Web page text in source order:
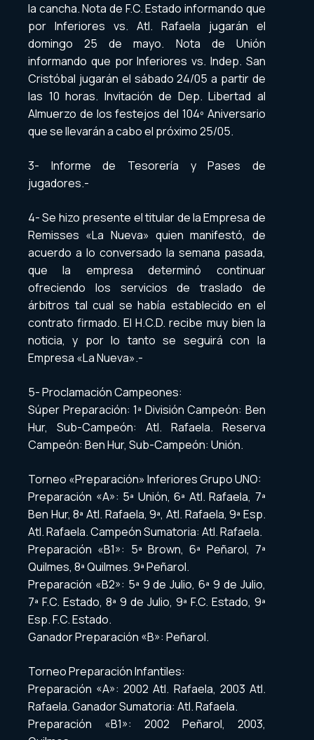
la cancha. Nota de F.C. Estado informando que
por Inferiores vs. Atl. Rafaela jugarán el
domingo 25 de mayo. Nota de Unión
informando que por Inferiores vs. Indep. San
Cristóbal jugarán el sábado 24/05 a partir de
las 10 horas. Invitación de Dep. Libertad al
Almuerzo de los festejos del 104º Aniversario
que se llevarán a cabo el próximo 25/05.
3- Informe de Tesorería y Pases de
jugadores.-
4- Se hizo presente el titular de la Empresa de
Remisses «La Nueva» quien manifestó, de
acuerdo a lo conversado la semana pasada,
que la empresa determinó continuar
ofreciendo los servicios de traslado de
árbitros tal cual se había establecido en el
contrato firmado. El H.C.D. recibe muy bien la
noticia, y por lo tanto se seguirá con la
Empresa «La Nueva».-
5- Proclamación Campeones:
Súper Preparación: 1ª División Campeón: Ben
Hur, Sub-Campeón: Atl. Rafaela. Reserva
Campeón: Ben Hur, Sub-Campeón: Unión.
Torneo «Preparación» Inferiores Grupo UNO:
Preparación «A»: 5ª Unión, 6ª Atl. Rafaela, 7ª
Ben Hur, 8ª Atl. Rafaela, 9ª, Atl. Rafaela, 9ª Esp.
Atl. Rafaela. Campeón Sumatoria: Atl. Rafaela.
Preparación «B1»: 5ª Brown, 6ª Peñarol, 7ª
Quilmes, 8ª Quilmes. 9ª Peñarol.
Preparación «B2»: 5ª 9 de Julio, 6ª 9 de Julio,
7ª F.C. Estado, 8ª 9 de Julio, 9ª F.C. Estado, 9ª
Esp. F.C. Estado.
Ganador Preparación «B»: Peñarol.
Torneo Preparación Infantiles:
Preparación «A»: 2002 Atl. Rafaela, 2003 Atl.
Rafaela. Ganador Sumatoria: Atl. Rafaela.
Preparación «B1»: 2002 Peñarol, 2003,